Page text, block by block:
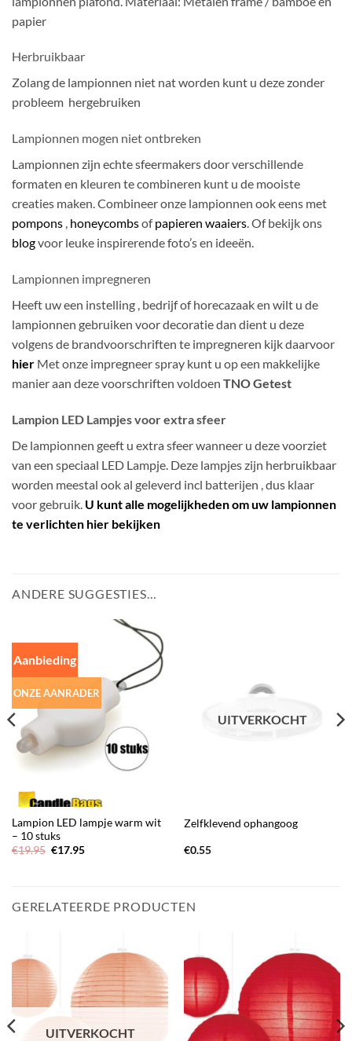
papier
Herbruikbaar
Zolang de lampionnen niet nat worden kunt u deze zonder
probleem hergebruiken
Lampionnen mogen niet ontbreken
Lampionnen zijn echte sfeermakers door verschillende
formaten en kleuren te combineren kunt u de mooiste
creaties maken. Combineer onze lampionnen ook eens met
pompons , honeycombsofpapieren waaiers. Of bekijk ons
blogvoor leuke inspirerende foto’s en ideeën.
Lampionnen impregneren
Heeft uw een instelling , bedrijf of horecazaak en wilt u de
lampionnen gebruiken voor decoratie dan dient u deze
volgens de brandvoorschriften te impregneren kijk daarvoor
hier Met onze impregneer spray kunt u op een makkelijke
manier aan deze voorschriften voldoen TNO Getest
Lampion LED Lampjes voor extra sfeer
De lampionnen geeft u extra sfeer wanneer u deze voorziet
van een speciaal LED Lampje. Deze lampjes zijn herbruikbaar
worden meestal ook al geleverd incl batterijen , dus klaar
voor gebruik. U kunt alle mogelijkheden om uw lampionnen
te verlichten hier bekijken
ANDERE SUGGESTIES…
Aanbieding
ONZE AANRADER
Lampion LED lampje warm wit
– 10 stuks
€19.95 Oorspronkelijke
€17.95Huidige
UITVERKOCHT
Zelfklevend ophangoog
€0.55
GERELATEERDE PRODUCTEN
UITVERKOCHT